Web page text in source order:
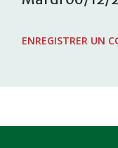
ENREGISTRER UN